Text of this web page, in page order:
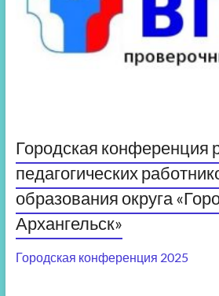
Городская конференция
педагогических
образования округа
Архангельск»
Городская конференция 2025